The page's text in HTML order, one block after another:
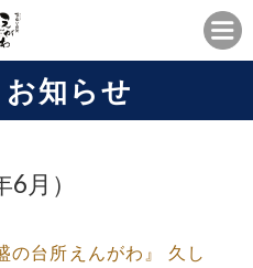
知らせ
月）
の台所えんがわ』 久し